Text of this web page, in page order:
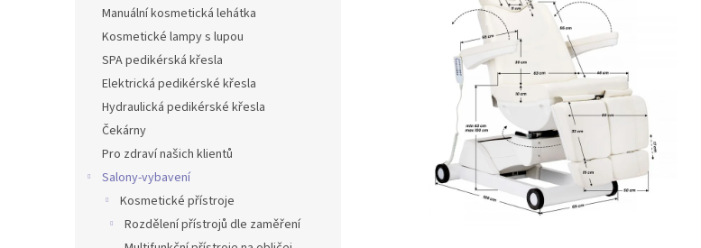
Manuální kosmetická lehátka
Kosmetické lampy s lupou
SPA pedikérská křesla
Elektrická pedikérské křesla
Hydraulická pedikérské křesla
Čekárny
Pro zdraví našich klientů
Salony-vybavení
Kosmetické přístroje
Rozdělení přístrojů dle zaměření